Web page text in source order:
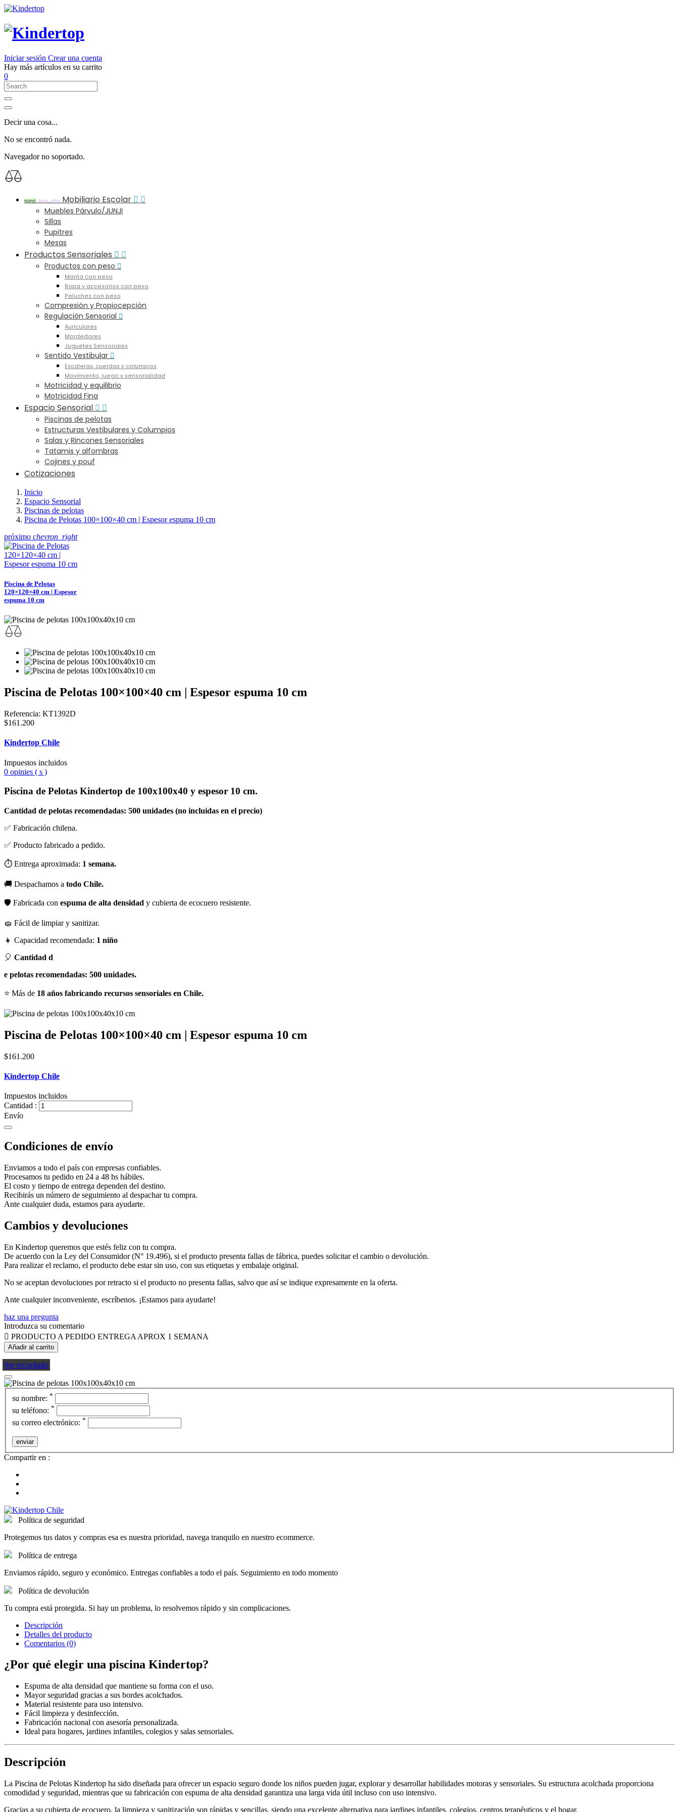
Iniciar sesión Crear una cuenta
Hay más artículos en su carrito
0
Decir una cosa...
No se encontró nada.
Navegador no soportado.
nuevo local_offerMobiliario Escolar  
Muebles Párvulo/JUNJI
Sillas
Pupitres
Mesas
Productos Sensoriales  
Productos con peso 
Manta con peso
Ropa y accesorios con peso
Peluches con peso
Compresión y Propiocepción
Regulación Sensorial 
Auriculares
Mordedores
Juguetes Sensoriales
Sentido Vestibular 
Escaleras, cuerdas y columpios
Movimiento, juego y sensorialidad
Motricidad y equilibrio
Motricidad Fina
Espacio Sensorial  
Piscinas de pelotas
Estructuras Vestibulares y Columpios
Salas y Rincones Sensoriales
Tatamis y alfombras
Cojines y pouf
Cotizaciones
Inicio
Espacio Sensorial
Piscinas de pelotas
Piscina de Pelotas 100×100×40 cm | Espesor espuma 10 cm
próximo chevron_right
Piscina de Pelotas
120×120×40 cm | Espesor
espuma 10 cm
Piscina de Pelotas 100×100×40 cm | Espesor espuma 10 cm
Referencia: KT1392D
$161.200
Kindertop Chile
Impuestos incluidos
0 opinies ( s )
Piscina de Pelotas Kindertop de 100x100x40 y espesor 10 cm.
Cantidad de pelotas recomendadas: 500 unidades (no incluidas en el precio)
✅ Fabricación chilena.
✅ Producto fabricado a pedido.
⏱ Entrega aproximada: 1 semana.
🚚 Despachamos a todo Chile.
🛡 Fabricada con espuma de alta densidad y cubierta de ecocuero resistente.
🧽 Fácil de limpiar y sanitizar.
👧 Capacidad recomendada: 1 niño
🎈 Cantidad d
e pelotas recomendadas: 500 unidades.
⭐ Más de 18 años fabricando recursos sensoriales en Chile.
Piscina de Pelotas 100×100×40 cm | Espesor espuma 10 cm
$161.200
Kindertop Chile
Impuestos incluidos
Cantidad :
Envío
Condiciones de envío
Enviamos a todo el país con empresas confiables.
Procesamos tu pedido en 24 a 48 hs hábiles.
El costo y tiempo de entrega dependen del destino.
Recibirás un número de seguimiento al despachar tu compra.
Ante cualquier duda, estamos para ayudarte.
Cambios y devoluciones
En Kindertop queremos que estés feliz con tu compra.
De acuerdo con la Ley del Consumidor (N° 19.496), si el producto presenta fallas de fábrica, puedes solicitar el cambio o devolución.
Para realizar el reclamo, el producto debe estar sin uso, con sus etiquetas y embalaje original.
No se aceptan devoluciones por retracto si el producto no presenta fallas, salvo que así se indique expresamente en la oferta.
Ante cualquier inconveniente, escríbenos. ¡Estamos para ayudarte!
haz una pregunta
Introduzca su comentario
 PRODUCTO A PEDIDO ENTREGA APROX 1 SEMANA
Añadir al carrito
Ser recordado
su nombre: *
su teléfono: *
su correo electrónico: *
Compartir en :
Política de seguridad
Protegemos tus datos y compras esa es nuestra prioridad, navega tranquilo en nuestro ecommerce.
Política de entrega
Enviamos rápido, seguro y económico. Entregas confiables a todo el país. Seguimiento en todo momento
Política de devolución
Tu compra está protegida. Si hay un problema, lo resolvemos rápido y sin complicaciones.
Descripción
Detalles del producto
Comentarios (0)
¿Por qué elegir una piscina Kindertop?
Espuma de alta densidad que mantiene su forma con el uso.
Mayor seguridad gracias a sus bordes acolchados.
Material resistente para uso intensivo.
Fácil limpieza y desinfección.
Fabricación nacional con asesoría personalizada.
Ideal para hogares, jardines infantiles, colegios y salas sensoriales.
Descripción
La Piscina de Pelotas Kindertop ha sido diseñada para ofrecer un espacio seguro donde los niños pueden jugar, explorar y desarrollar habilidades motoras y sensoriales. Su estructura acolchada proporciona
comodidad y seguridad, mientras que su fabricación con espuma de alta densidad garantiza una larga vida útil incluso con uso intensivo.
Gracias a su cubierta de ecocuero, la limpieza y sanitización son rápidas y sencillas, siendo una excelente alternativa para jardines infantiles, colegios, centros terapéuticos y el hogar.